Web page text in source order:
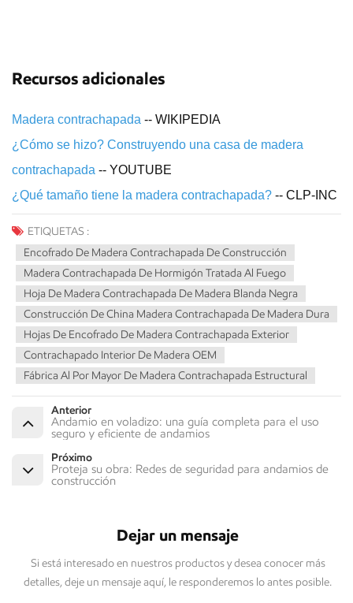
Recursos adicionales
Madera contrachapada -- WIKIPEDIA
¿Cómo se hizo? Construyendo una casa de madera
contrachapada -- YOUTUBE
¿Qué tamaño tiene la madera contrachapada? -- CLP-INC
ETIQUETAS :
Encofrado De Madera Contrachapada De Construcción
Madera Contrachapada De Hormigón Tratada Al Fuego
Hoja De Madera Contrachapada De Madera Blanda Negra
Construcción De China Madera Contrachapada De Madera Dura
Hojas De Encofrado De Madera Contrachapada Exterior
Contrachapado Interior De Madera OEM
Fábrica Al Por Mayor De Madera Contrachapada Estructural
Anterior
Andamio en voladizo: una guía completa para el uso
seguro y eficiente de andamios
Próximo
Proteja su obra: Redes de seguridad para andamios de
construcción
Dejar un mensaje
Si está interesado en nuestros productos y desea conocer más
detalles, deje un mensaje aquí, le responderemos lo antes posible.